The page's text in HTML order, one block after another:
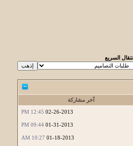
السريع
آخر مشاركة
02-26-2013
12:45 PM
01-31-2013
09:44 PM
01-18-2013
10:27 AM